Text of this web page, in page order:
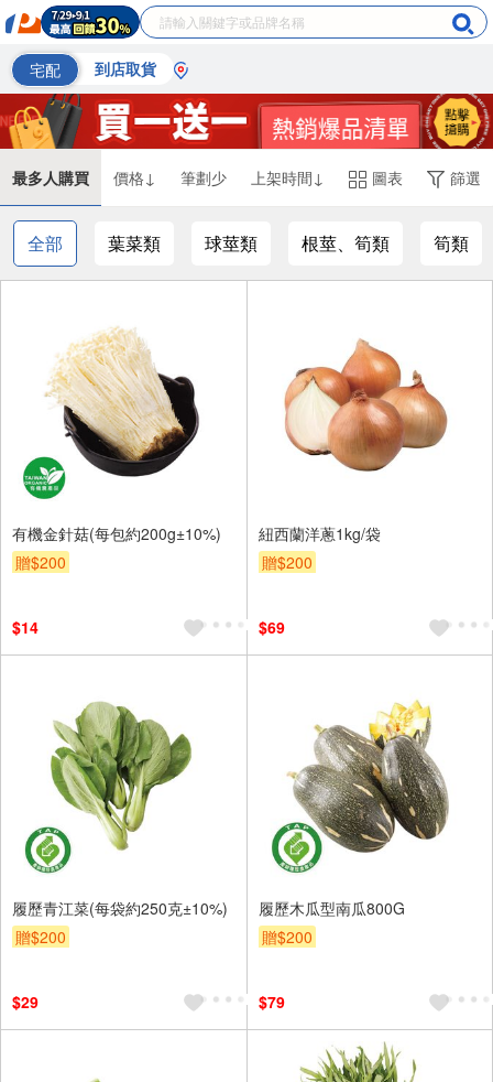
宅配 到店取貨
最多人購買 價格↓ 筆劃少 上架時間↓ 圖表 篩選
全部 葉菜類 球莖類 根莖、筍類 筍類
有機金針菇(每包約200g±10%)
贈$200
$14
紐西蘭洋蔥1kg/袋
贈$200
$69
履歷青江菜(每袋約250克±10%)
贈$200
$29
履歷木瓜型南瓜800G
贈$200
$79